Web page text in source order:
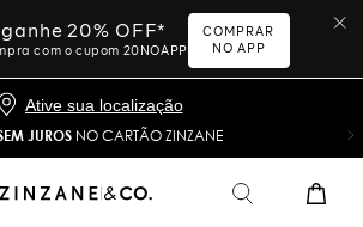
20% OFF*
com o cupom 20NOAPP
COMPRAR
NO APP
Ative sua localização
JUROS NO CARTÃO ZINZANE